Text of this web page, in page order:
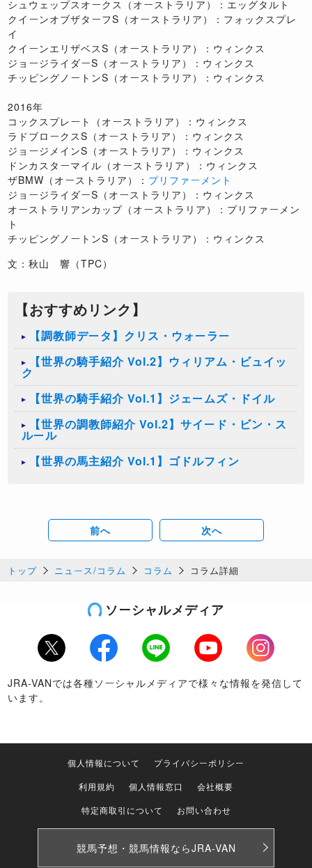
シュウェップスオークス（オーストラリア）：エッグタルト
クイーンオブザターフS（オーストラリア）：フォックスプレ
イ
クイーンエリザベスS（オーストラリア）：ウィンクス
ジョージライダーS（オーストラリア）：ウィンクス
チッピングノートンS（オーストラリア）：ウィンクス
2016年
コックスプレート（オーストラリア）：ウィンクス
ラドブロークスS（オーストラリア）：ウィンクス
ジョージメインS（オーストラリア）：ウィンクス
ドンカスターマイル（オーストラリア）：ウィンクス
ザBMW（オーストラリア）： プリファーメント
ジョージライダーS（オーストラリア）：ウィンクス
オーストラリアンカップ（オーストラリア）：プリファーメン
ト
チッピングノートンS（オーストラリア）：ウィンクス
文：秋山 響（TPC）
【おすすめリンク】
【調教師データ】クリス・ウォーラー
【世界の騎手紹介 Vol.2】ウィリアム・ビュイッ
ク
【世界の騎手紹介 Vol.1】ジェームズ・ドイル
【世界の調教師紹介 Vol.2】サイード・ビン・ス
ルール
【世界の馬主紹介 Vol.1】ゴドルフィン
前へ 次へ
トップ ニュース/コラム コラム コラム詳細
ソーシャルメディア
Twitter Facebook LINE Youtube
Instagram
JRA-VANでは各種ソーシャルメディアで様々な情報を発信して
います。
個人情報について
プライバシーポリシー
利用規約
個人情報窓口
会社概要
特定商取引について
お問い合わせ
競馬予想・競馬情報ならJRA-VAN